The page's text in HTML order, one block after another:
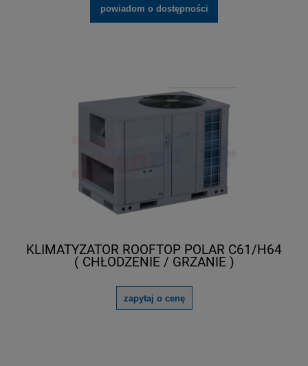
powiadom o dostępności
KLIMATYZATOR ROOFTOP POLAR C61/H64
( CHŁODZENIE / GRZANIE )
zapytaj o cenę